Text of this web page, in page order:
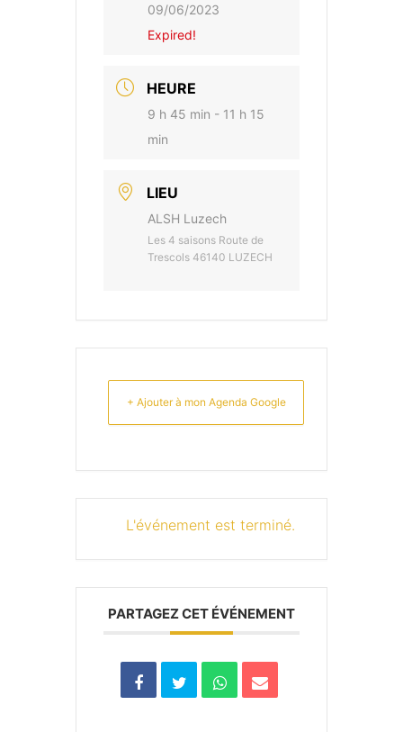
09/06/2023
Expired!
HEURE
9 h 45 min - 11 h 15
min
LIEU
ALSH Luzech
Les 4 saisons Route de
Trescols 46140 LUZECH
+ Ajouter à mon Agenda Google
L'événement est terminé.
PARTAGEZ CET ÉVÉNEMENT